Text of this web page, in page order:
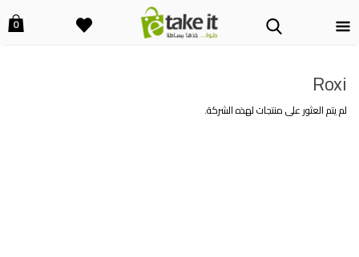
0
Roxi
لم يتم العثور على منتجات لهذه الشركة.